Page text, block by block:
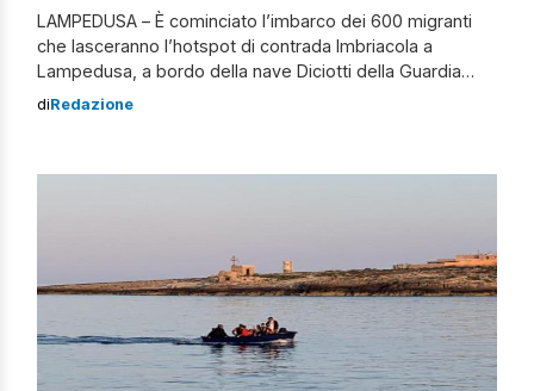
LAMPEDUSA – È cominciato l’imbarco dei 600 migranti
che lasceranno l’hotspot di contrada Imbriacola a
Lampedusa, a bordo della nave Diciotti della Guardia
Costiera. Verranno trasferiti a Porto Empedocle. A piccoli
vengono portati su dei pulmini e […]
diRedazione